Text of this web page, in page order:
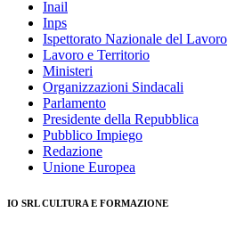
Inail
Inps
Ispettorato Nazionale del Lavoro
Lavoro e Territorio
Ministeri
Organizzazioni Sindacali
Parlamento
Presidente della Repubblica
Pubblico Impiego
Redazione
Unione Europea
IO SRL CULTURA E FORMAZIONE